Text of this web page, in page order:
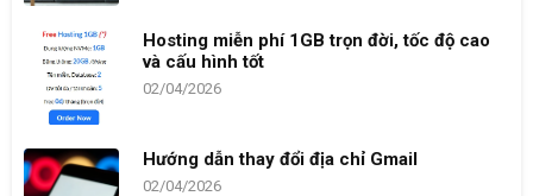
Hosting miễn phí 1GB trọn đời, tốc độ cao
và cấu hình tốt
02/04/2026
Hướng dẫn thay đổi địa chỉ Gmail
02/04/2026